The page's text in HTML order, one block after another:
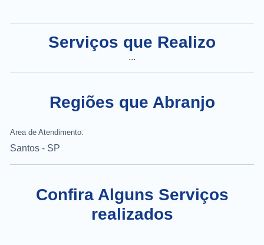
Serviços que Realizo
...
Regiões que Abranjo
Area de Atendimento:
Santos - SP
Confira Alguns Serviços
realizados